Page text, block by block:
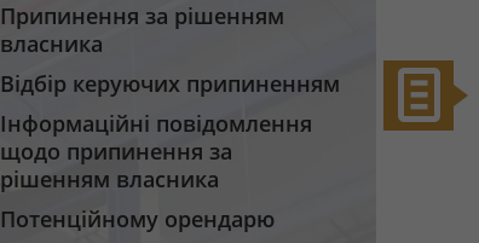
Припинення за рішенням
власника
Відбір керуючих припиненням
Інформаційні повідомлення
щодо припинення за
рішенням власника
Потенційному орендарю